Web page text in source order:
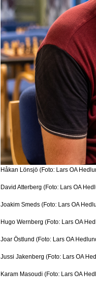
Håkan Lönsjö (Foto: Lars OA
David Atterberg (Foto: Lars OA
Joakim Smeds (Foto: Lars OA
Hugo Wernberg (Foto: Lars OA
Joar Östlund (Foto: Lars OA
Jussi Jakenberg (Foto: Lars OA
Karam Masoudi (Foto: Lars OA